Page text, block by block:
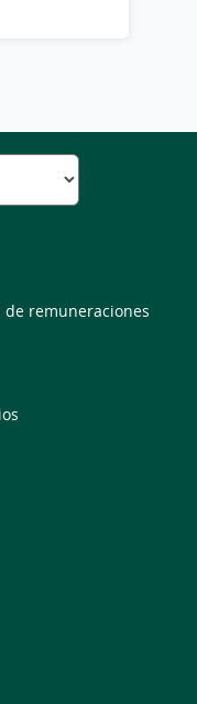
remuneraciones